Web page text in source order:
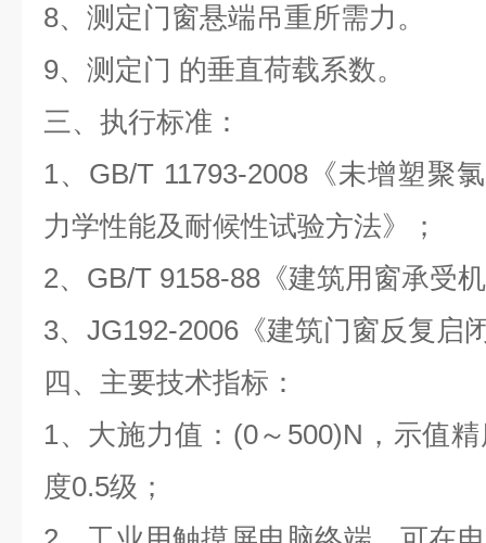
8、测定门窗悬端吊重所需力。
9、测定门 的垂直荷载系数。
三、执行标准：
1、 GB/T 11793-2008《未增塑聚
力学性能及耐候性试验方法》；
2、 GB/T 9158-88 《建筑用窗承受
3、 JG192-2006 《建筑门窗反复启
四、主要技术指标：
1、大施力值： (0～ 500)N ，示值
度0.5级；